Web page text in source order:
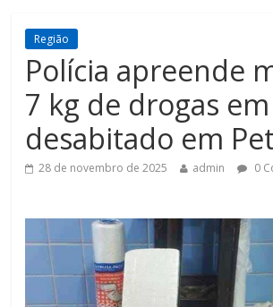
Região
Polícia apreende
7 kg de drogas
desabitado em
28 de novembro de 2025 admin 0